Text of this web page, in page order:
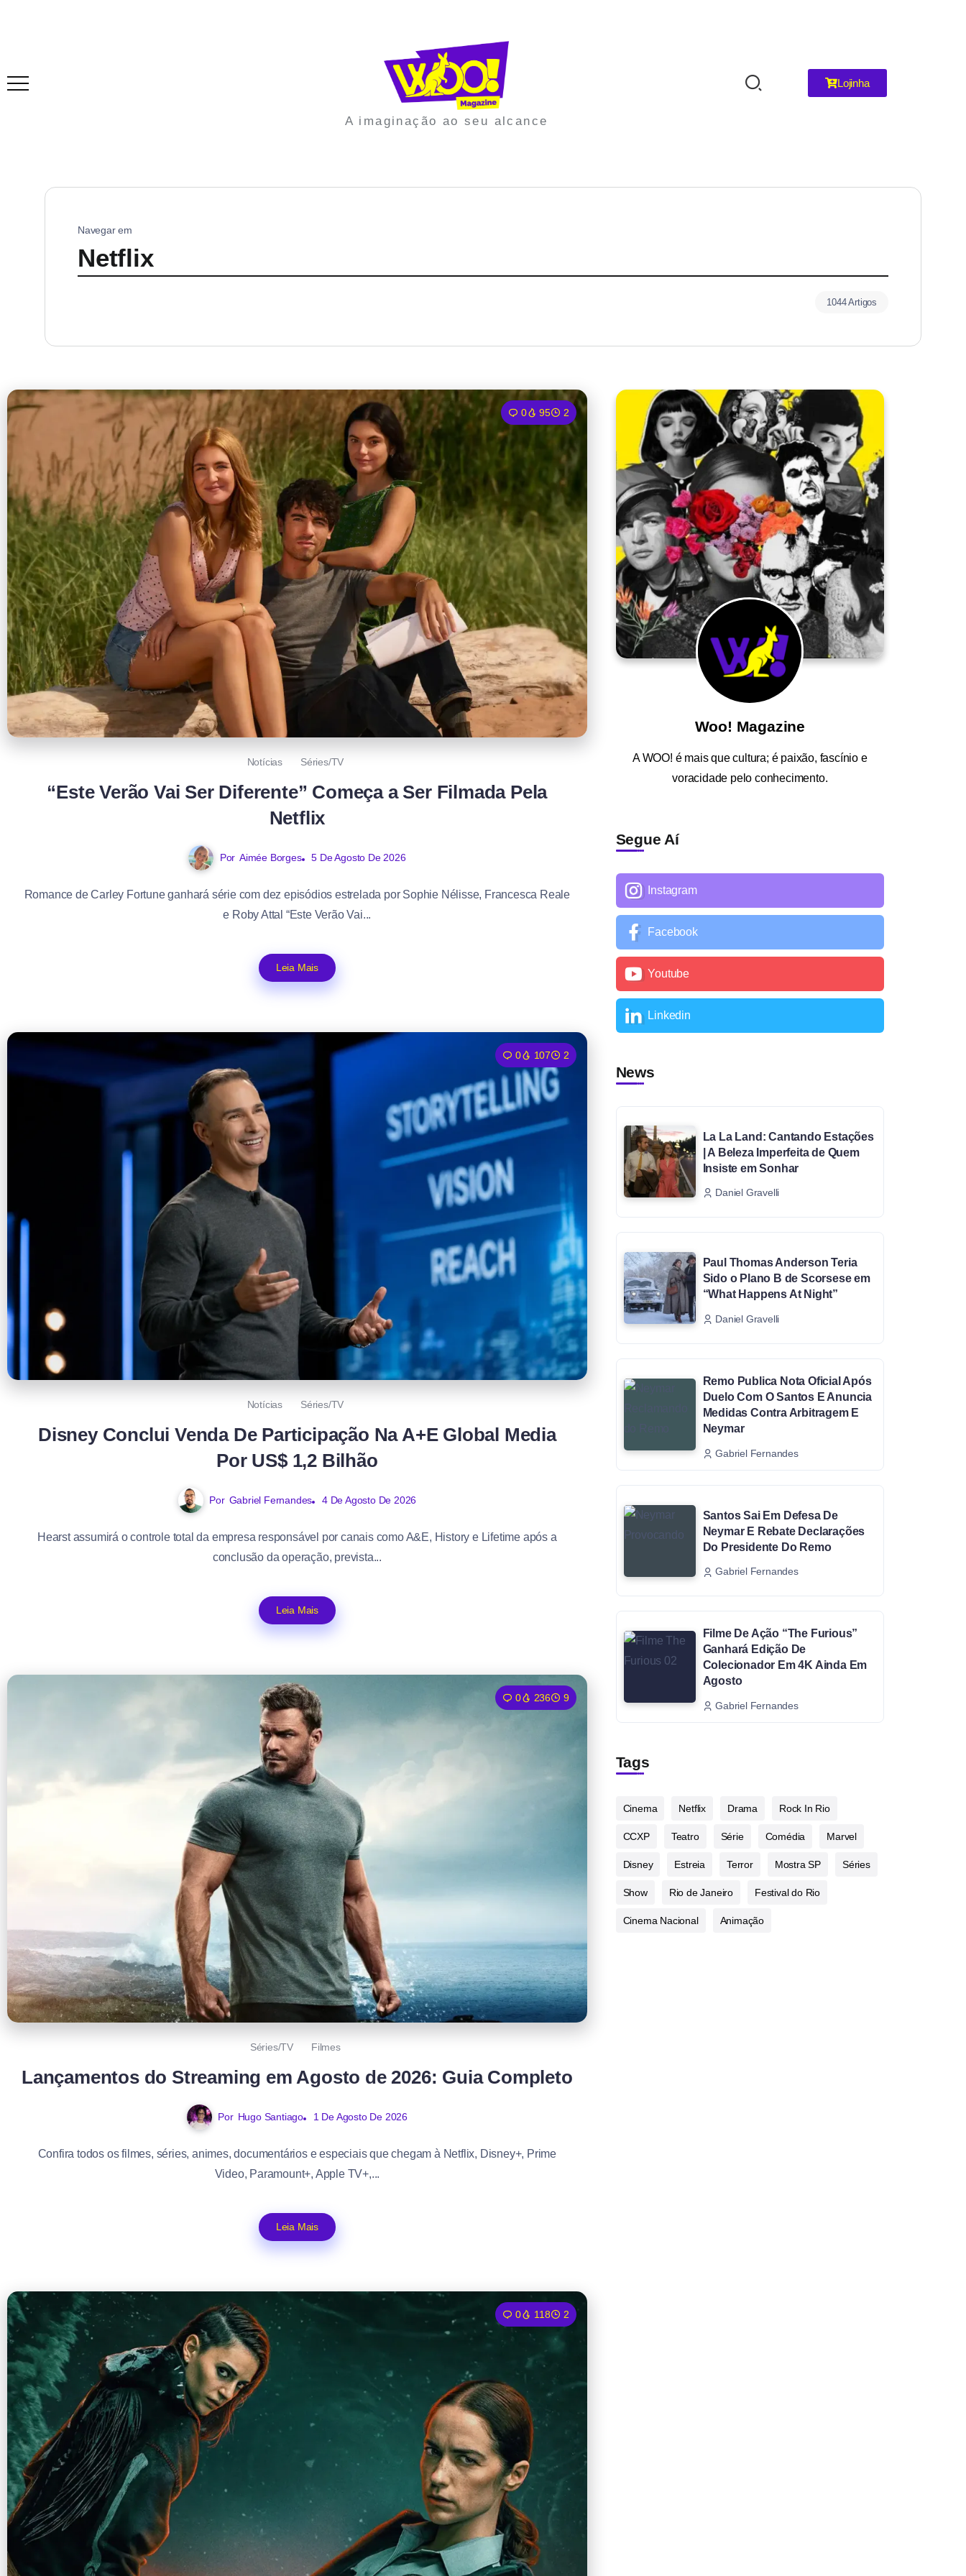
A imaginação ao seu alcance
Lojinha
Navegar em
Netflix
1044 Artigos
0 95 2
Notícias Séries/TV
“Este Verão Vai Ser Diferente” Começa a Ser Filmada Pela
Netflix
Por Aimée Borges 5 De Agosto De 2026
Romance de Carley Fortune ganhará série com dez episódios estrelada por Sophie Nélisse, Francesca Reale
e Roby Attal “Este Verão Vai...
Leia Mais
0 107 2
Notícias Séries/TV
Disney Conclui Venda De Participação Na A+E Global Media
Por US$ 1,2 Bilhão
Por Gabriel Fernandes 4 De Agosto De 2026
Hearst assumirá o controle total da empresa responsável por canais como A&E, History e Lifetime após a
conclusão da operação, prevista...
Leia Mais
0 236 9
Séries/TV Filmes
Lançamentos do Streaming em Agosto de 2026: Guia Completo
Por Hugo Santiago 1 De Agosto De 2026
Confira todos os filmes, séries, animes, documentários e especiais que chegam à Netflix, Disney+, Prime
Video, Paramount+, Apple TV+,...
Leia Mais
0 118 2
Woo! Magazine
AWOO! é mais que cultura; é paixão, fascínio e
voracidade pelo conhecimento.
Segue Aí
Instagram
Facebook
Youtube
Linkedin
News
La La Land: Cantando Estações
| A Beleza Imperfeita de Quem
Insiste em Sonhar
Daniel Gravelli
Paul Thomas Anderson Teria
Sido o Plano B de Scorsese em
“What Happens At Night”
Daniel Gravelli
Remo Publica Nota Oficial Após
Duelo Com O Santos E Anuncia
Medidas Contra Arbitragem E
Neymar
Gabriel Fernandes
Santos Sai Em Defesa De
Neymar E Rebate Declarações
Do Presidente Do Remo
Gabriel Fernandes
Filme De Ação “The Furious”
Ganhará Edição De
Colecionador Em 4K Ainda Em
Agosto
Gabriel Fernandes
Tags
Cinema Netflix Drama Rock In Rio
CCXP Teatro Série Comédia Marvel
Disney Estreia Terror Mostra SP Séries
Show Rio de Janeiro Festival do Rio
Cinema Nacional Animação